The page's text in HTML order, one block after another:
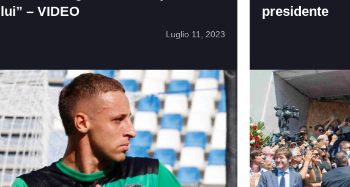
lui” – VIDEO
Luglio 11, 2023
presidente